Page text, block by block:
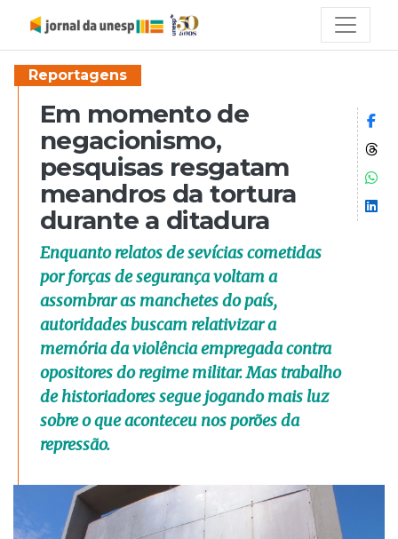
Reportagens
Em momento de
negacionismo,
pesquisas resgatam
meandros da tortura
durante a ditadura
Enquanto relatos de sevícias cometidas
por forças de segurança voltam a
assombrar as manchetes do país,
autoridades buscam relativizar a
memória da violência empregada contra
opositores do regime militar. Mas trabalho
de historiadores segue jogando mais luz
sobre o que aconteceu nos porões da
repressão.